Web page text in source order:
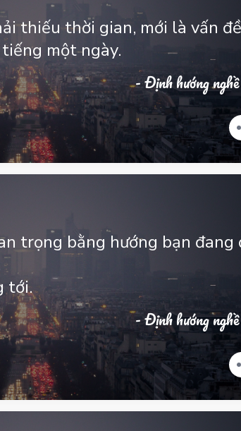
thiếu thời gian, mới là vấn
một ngày.
- Định hướng
trọng bằng hướng bạn đang
tới.
- Định hướng